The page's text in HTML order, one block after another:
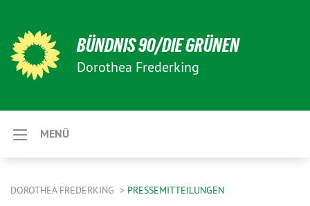
BÜNDNIS 90/DIE GRÜNEN
Dorothea Frederking
MENÜ
DOROTHEA FREDERKING PRESSEMITTEILUNGEN